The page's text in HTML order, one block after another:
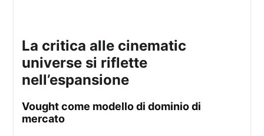
la critica alle cinematic
universe si riflette
nell’espansione
vought come modello di dominio di
mercato